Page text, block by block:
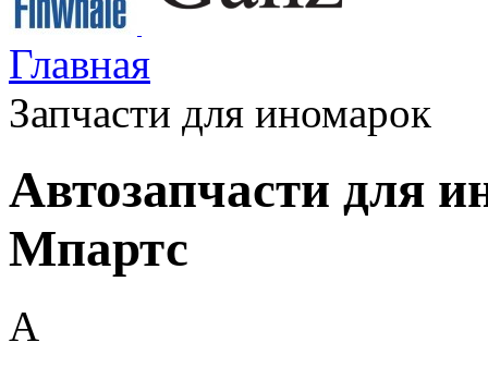
Главная
Запчасти для иномарок
Автозапчасти для
Мпартс
A